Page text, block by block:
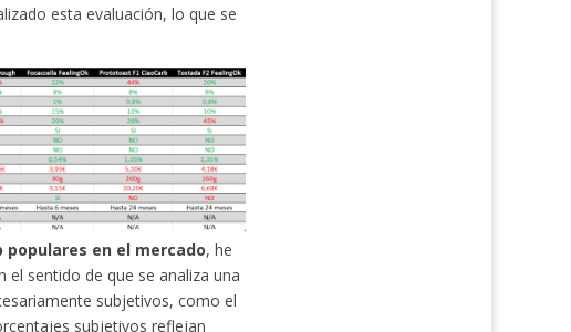
esta evaluación, lo que se
en el mercado, he
sentido de que se analiza una
subjetivos, como el
subjetivos reflejan